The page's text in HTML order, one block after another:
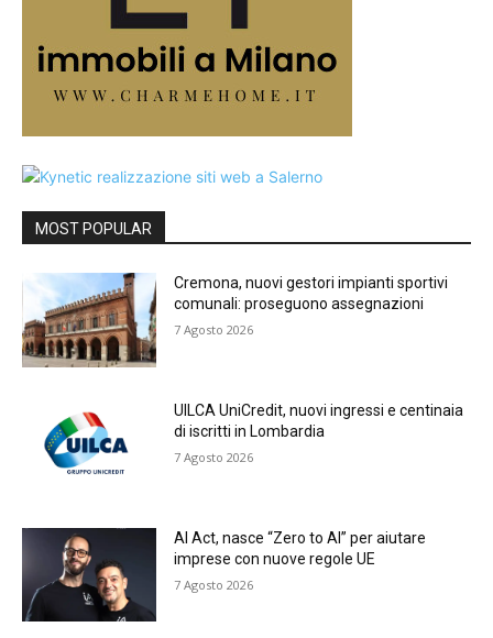
MOST POPULAR
Cremona, nuovi gestori impianti sportivi
comunali: proseguono assegnazioni
7 Agosto 2026
UILCA UniCredit, nuovi ingressi e centinaia
di iscritti in Lombardia
7 Agosto 2026
AI Act, nasce “Zero to AI” per aiutare
imprese con nuove regole UE
7 Agosto 2026